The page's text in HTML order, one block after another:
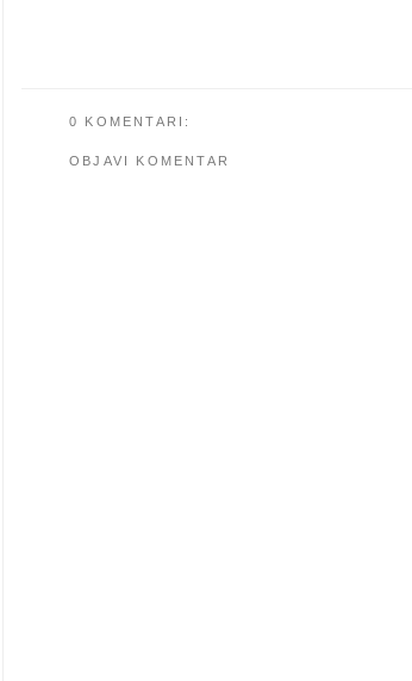
0 KOMENTARI:
OBJAVI KOMENTAR